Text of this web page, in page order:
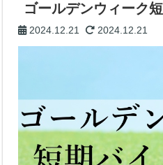
ゴールデンウィーク
2024.12.21 2024.12.21